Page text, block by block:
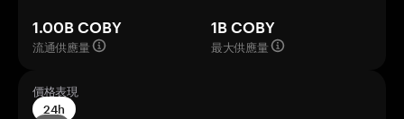
1.00B COBY
流通供應量
1B COBY
最大供應量
價格表現
24h